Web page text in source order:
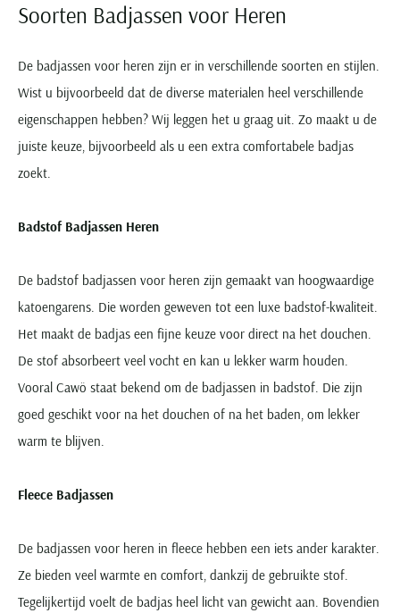
Soorten Badjassen voor Heren
De badjassen voor heren zijn er in verschillende soorten en stijlen.
Wist u bijvoorbeeld dat de diverse materialen heel verschillende
eigenschappen hebben? Wij leggen het u graag uit. Zo maakt u de
juiste keuze, bijvoorbeeld als u een extra comfortabele badjas
zoekt.
Badstof Badjassen Heren
De badstof badjassen voor heren zijn gemaakt van hoogwaardige
katoengarens. Die worden geweven tot een luxe badstof-kwaliteit.
Het maakt de badjas een fijne keuze voor direct na het douchen.
De stof absorbeert veel vocht en kan u lekker warm houden.
Vooral Cawö staat bekend om de badjassen in badstof. Die zijn
goed geschikt voor na het douchen of na het baden, om lekker
warm te blijven.
Fleece Badjassen
De badjassen voor heren in fleece hebben een iets ander karakter.
Ze bieden veel warmte en comfort, dankzij de gebruikte stof.
Tegelijkertijd voelt de badjas heel licht van gewicht aan. Bovendien